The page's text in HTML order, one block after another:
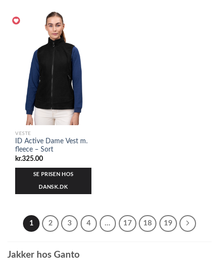
VESTE
ID Active Dame Vest m.
fleece – Sort
kr.325.00
SE PRISEN HOS
DANSK.DK
1 2 3 4 … 17 18 19
Jakker hos Ganto